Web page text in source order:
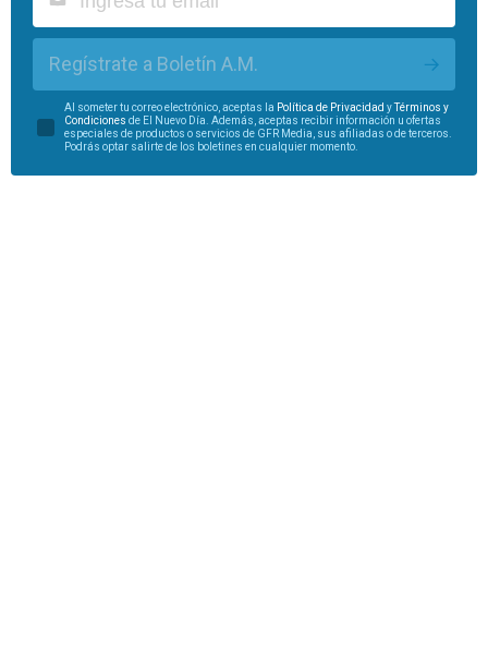
Regístrate a Boletín A.M.
Al someter tu correo electrónico, aceptas la Política de Privacidad yTérminos y
Condiciones de El Nuevo Día. Además, aceptas recibir información u ofertas
especiales de productos o servicios de GFR Media, sus afiliadas o de terceros.
Podrás optar salirte de los boletines en cualquier momento.